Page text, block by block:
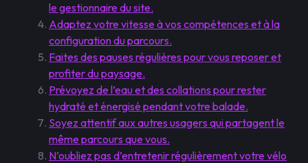
le gestionnaire du site.
Adaptez votre vitesse à vos compétences et à la
configuration du parcours.
Faites des pauses régulières pour vous reposer et
profiter du paysage.
Prévoyez de l’eau et des collations pour rester
hydraté et énergisé pendant votre balade.
Soyez attentif aux autres usagers qui partagent le
même parcours que vous.
N’oubliez pas d’entretenir régulièrement votre vélo